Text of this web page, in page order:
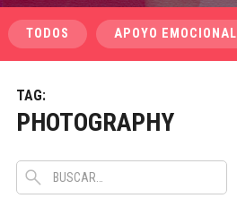
TODOS APOYO EMOCIONAL
TAG:
PHOTOGRAPHY